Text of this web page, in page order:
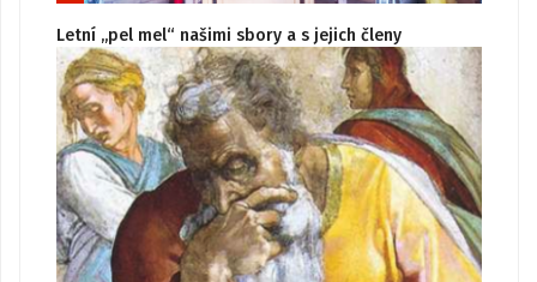
Letní „pel mel“ našimi sbory a s jejich členy